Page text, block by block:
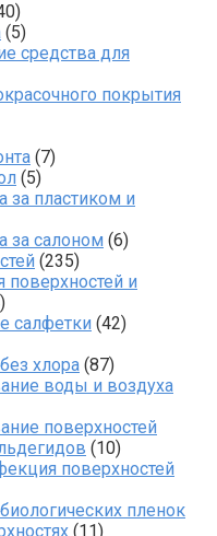
(5)
средства для
покрытия
(7)
(5)
за пластиком и
за салоном (6)
(235)
и
салфетки (42)
хлора (87)
воды и воздуха
поверхностей
(10)
поверхностей
пленок
(11)